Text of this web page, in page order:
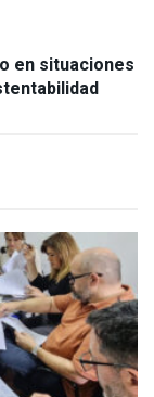
en situaciones